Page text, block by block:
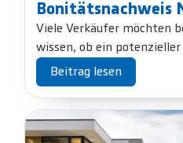
Bonitätsnachweis
Viele Verkäufer möchten
wissen, ob ein potenzieller
Beitrag lesen